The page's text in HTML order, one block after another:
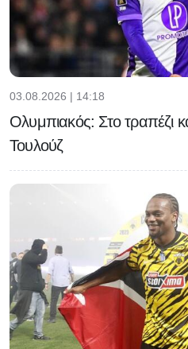
03.08.2026 | 14:18
Ολυμπιακός: Στο τραπέζι
Τουλούζ